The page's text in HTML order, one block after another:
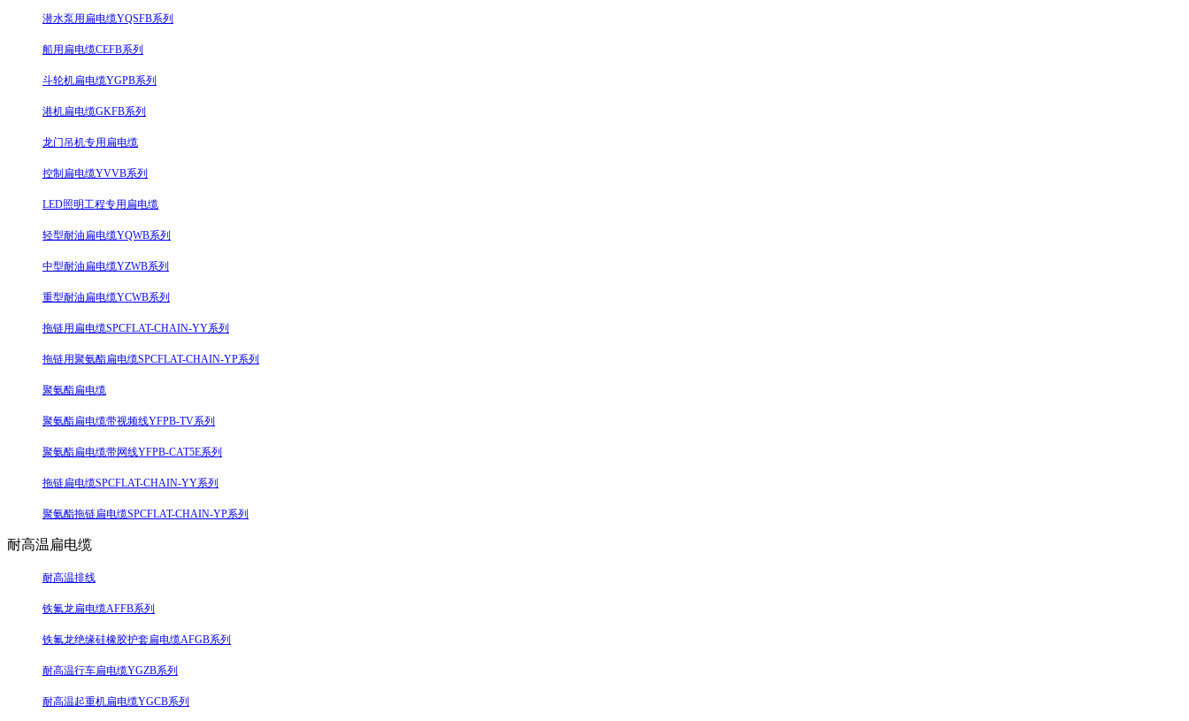
潜水泵用扁电缆YQSFB系列
船用扁电缆CEFB系列
斗轮机扁电缆YGPB系列
港机扁电缆GKFB系列
龙门吊机专用扁电缆
控制扁电缆YVVB系列
LED照明工程专用扁电缆
轻型耐油扁电缆YQWB系列
中型耐油扁电缆YZWB系列
重型耐油扁电缆YCWB系列
拖链用扁电缆SPCFLAT-CHAIN-YY系列
拖链用聚氨酯扁电缆SPCFLAT-CHAIN-YP系列
聚氨酯扁电缆
聚氨酯扁电缆带视频线YFPB-TV系列
聚氨酯扁电缆带网线YFPB-CAT5E系列
拖链扁电缆SPCFLAT-CHAIN-YY系列
聚氨酯拖链扁电缆SPCFLAT-CHAIN-YP系列
耐高温扁电缆
耐高温排线
铁氟龙扁电缆AFFB系列
铁氟龙绝缘硅橡胶护套扁电缆AFGB系列
耐高温行车扁电缆YGZB系列
耐高温起重机扁电缆YGCB系列